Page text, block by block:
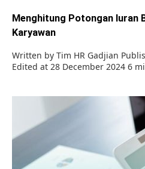
Menghitung Potongan Iuran
Karyawan
Written by Tim HR Gadjian
Edited at 28 December 2024 6